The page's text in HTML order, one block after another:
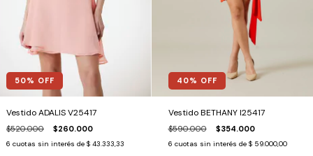
50% OFF
Vestido ADALIS V25417
$520.000 $260.000
6 cuotas sin interés de $ 43.333,33
40% OFF
Vestido BETHANY I25417
$590.000 $354.000
6 cuotas sin interés de $ 59.000,00